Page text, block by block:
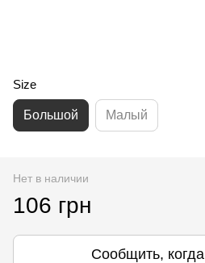
Size
Большой Малый
Нет в наличии
106 грн
Сообщить,